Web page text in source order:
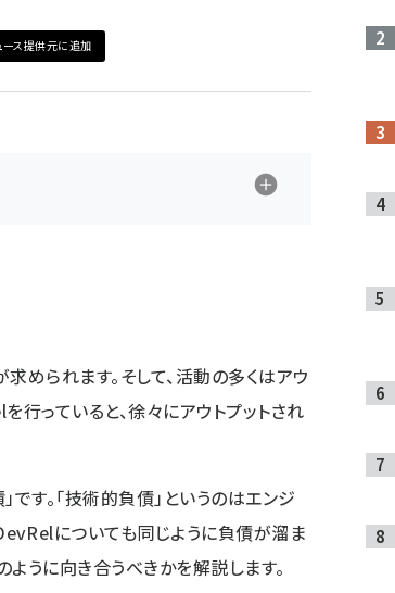
ース提供元に追加
られます。そして、活動の多くはアウ
行っていると、徐々にアウトプットされ
す。「技術的負債」というのはエンジ
についても同じように負債が溜ま
ように向き合うべきかを解説します。